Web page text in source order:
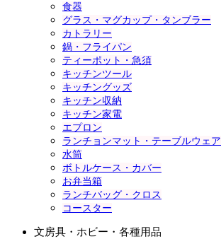
食器
グラス・マグカップ・タンブラー
カトラリー
鍋・フライパン
ティーポット・急須
キッチンツール
キッチングッズ
キッチン収納
キッチン家電
エプロン
ランチョンマット・テーブルウェア
水筒
ボトルケース・カバー
お弁当箱
ランチバッグ・クロス
コースター
文房具・ホビー・各種用品